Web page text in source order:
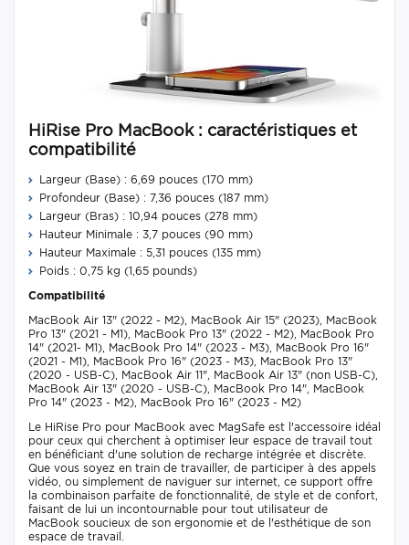
HiRise Pro MacBook : caractéristiques et
compatibilité
Largeur (Base) : 6,69 pouces (170 mm)
Profondeur (Base) : 7,36 pouces (187 mm)
Largeur (Bras) : 10,94 pouces (278 mm)
Hauteur Minimale : 3,7 pouces (90 mm)
Hauteur Maximale : 5,31 pouces (135 mm)
Poids : 0,75 kg (1,65 pounds)
Compatibilité
MacBook Air 13" (2022 - M2), MacBook Air 15" (2023), MacBook
Pro 13" (2021 - M1), MacBook Pro 13" (2022 - M2), MacBook Pro
14" (2021- M1), MacBook Pro 14" (2023 - M3), MacBook Pro 16"
(2021 - M1), MacBook Pro 16" (2023 - M3), MacBook Pro 13"
(2020 - USB-C), MacBook Air 11", MacBook Air 13" (non USB-C),
MacBook Air 13" (2020 - USB-C), MacBook Pro 14", MacBook
Pro 14" (2023 - M2), MacBook Pro 16" (2023 - M2)
Le HiRise Pro pour MacBook avec MagSafe est l'accessoire idéal
pour ceux qui cherchent à optimiser leur espace de travail tout
en bénéficiant d'une solution de recharge intégrée et discrète.
Que vous soyez en train de travailler, de participer à des appels
vidéo, ou simplement de naviguer sur internet, ce support offre
la combinaison parfaite de fonctionnalité, de style et de confort,
faisant de lui un incontournable pour tout utilisateur de
MacBook soucieux de son ergonomie et de l'esthétique de son
espace de travail.